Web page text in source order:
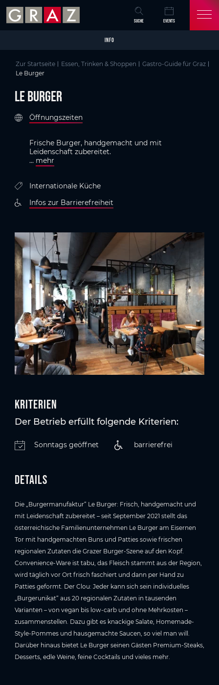
Skip to main content
Skip to table of contents
Skip to main navigation
SUCHE EVENTS
INFO
Zur Startseite Essen, Trinken & Shoppen
Gastro-Guide für Graz
Le Burger
Le Burger
Öffnungszeiten
Frische Burger, handgemacht und mit
Leidenschaft zubereitet.
... mehr
Internationale Küche
Infos zur Barrierefreiheit
Kriterien
Der Betrieb erfüllt folgende Kriterien:
Sonntags geöffnet barrierefrei
Details
Die „Burgermanufaktur“ Le Burger: Frisch, handgemacht und
mit Leidenschaft zubereitet – seit September 2021 stellt das
österreichische Familienunternehmen Le Burger am Eisernen
Tor mit handgemachten Buns und Patties sowie frischen
regionalen Zutaten die Grazer Burger-Szene auf den Kopf.
Convenience-Ware ist tabu, das Fleisch stammt aus der Region,
wird täglich vor Ort frisch faschiert und dann per Hand zu
Patties geformt. Der Clou: Jeder kann sich sein individuelles
„Burgerunikat“ aus 20 regionalen Zutaten in tausenden
Varianten – von vegan bis low-carb und ohne Mehrkosten –
zusammenstellen. Dazu gibt es knackige Salate, Homemade-
Style-Pommes und hausgemachte Saucen, so viel man will.
Darüber hinaus bietet Le Burger seinen Gästen Premium-Steaks,
Desserts, edle Weine, feine Cocktails und vieles mehr.